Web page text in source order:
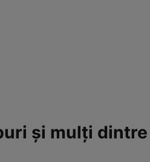
și mulți